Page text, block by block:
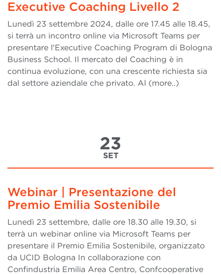
Executive Coaching Livello 2
Lunedì 23 settembre 2024, dalle ore 17.45 alle 18.45,
si terrà un incontro online via Microsoft Teams per
presentare l'Executive Coaching Program di Bologna
Business School. Il mercato del Coaching è in
continua evoluzione, con una crescente richiesta sia
dal settore aziendale che privato. Al (more..)
23
SET
Webinar | Presentazione del
Premio Emilia Sostenibile
Lunedì 23 settembre, dalle ore 18.30 alle 19.30, si
terrà un webinar online via Microsoft Teams per
presentare il Premio Emilia Sostenibile, organizzato
da UCID Bologna In collaborazione con
Confindustria Emilia Area Centro, Confcooperative